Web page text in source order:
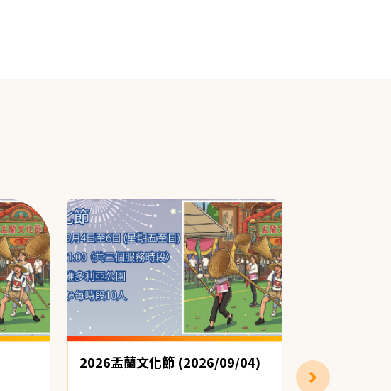
2026盂蘭文化節 (2026/09/04)